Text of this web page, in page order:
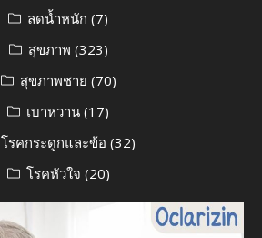
ลดน้ำหนัก (7)
สุขภาพ (323)
สุขภาพชาย (70)
เบาหวาน (17)
โรคกระดูกและข้อ (32)
โรคหัวใจ (20)